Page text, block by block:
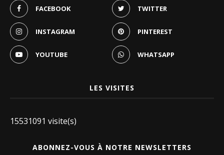
FACEBOOK TWITTER
INSTAGRAM PINTEREST
YOUTUBE WHATSAPP
LES VISITES
15531091 visite(s)
ABONNEZ-VOUS À NOTRE NEWSLETTERS